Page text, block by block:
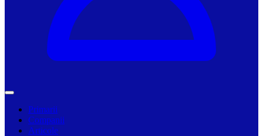
Primarii
Companii
Articole